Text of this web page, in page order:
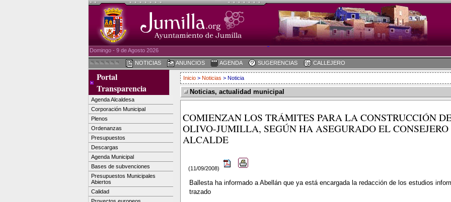
Domingo - 9 de Agosto 2026
NOTICIAS ANUNCIOS AGENDA SUGERENCIAS CALLEJERO
Portal
Transparencia
Agenda Alcaldesa
Corporación Municipal
Plenos
Ordenanzas
Presupuestos
Descargas
Agenda Municipal
Bases de subvenciones
Presupuestos Municipales
Abiertos
Calidad
Inicio > Noticias > Noticia
Noticias, actualidad municipal
COMIENZAN LOS TRÁMITES PARA LA CONSTRUCCIÓN
OLIVO-JUMILLA, SEGÚN HA ASEGURADO EL
ALCALDE
(11/09/2008)
Ballesta ha informado a Abellán que ya está encargada la redacción de los estudios
trazado